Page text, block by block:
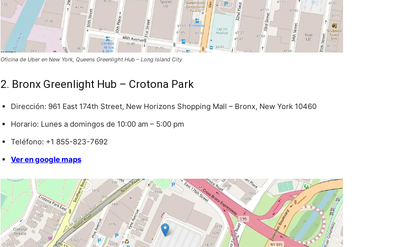
Oficina de Uber en New York, Queens Greenlight Hub – Long Island City
2. Bronx Greenlight Hub – Crotona Park
Dirección: 961 East 174th Street, New Horizons Shopping Mall – Bronx, New York 10460
Horario: Lunes a domingos de 10:00 am – 5:00 pm
Teléfono: +1 855-823-7692
Ver en google maps